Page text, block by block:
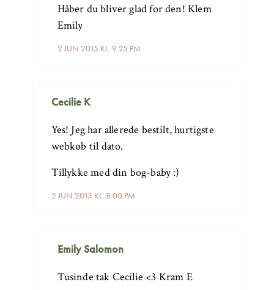
2 JUN 2015 KL. 9:25 PM
Håber du bliver glad for den! Klem
Emily
Cecilie K
2 JUN 2015 KL. 8:00 PM
Yes! Jeg har allerede bestilt, hurtigste
webkøb til dato.
Tillykke med din bog-baby :)
Emily Salomon
Tusinde tak Cecilie <3 Kram E